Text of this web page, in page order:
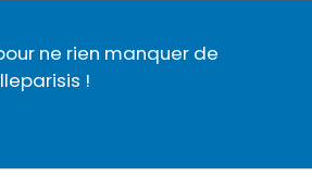
ne rien manquer de
!